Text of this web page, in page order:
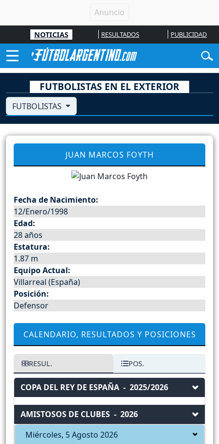
NOTICIAS RESULTADOS PUBLICIDAD
FUTBOLISTAS EN EL EXTERIOR
FUTBOLISTAS
JUAN MARCOS FOYTH
Fecha de Nacimiento:
12/Enero/1998
Edad:
28 años
Estatura:
1.87 m
Equipo Actual:
Villarreal (España)
Posición:
Defensor
CALENDARIO, RESULTADOS Y POSICIONES
RESUL. POS.
COPA DEL REY DE ESPAÑA - 2025/2026
AMISTOSOS DE CLUBES - 2026
Miércoles, 5 Agosto 2026